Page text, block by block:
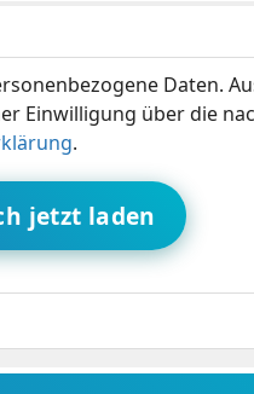
Daten.
Einwilligung über die
.
jetzt laden